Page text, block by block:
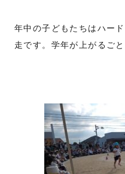
年中の子どもたちはハー
走です。学年が上がるご